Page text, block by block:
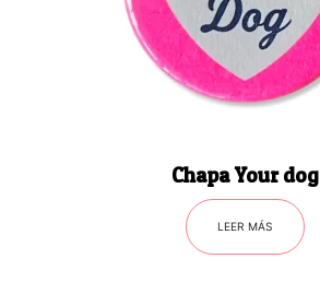
Chapa Your dog
LEER MÁS